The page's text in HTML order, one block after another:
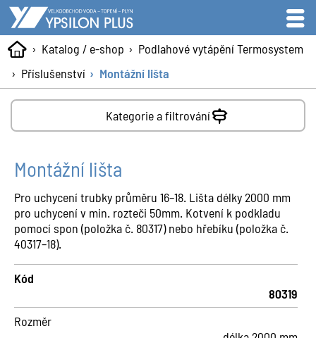
Katalog / e-shop
Podlahové vytápění Termosystem
Příslušenství
Montážní lišta
Kategorie a filtrování
Montážní lišta
Pro uchycení trubky průměru 16–18. Lišta délky 2000 mm
pro uchycení v min. rozteči 50mm. Kotvení k podkladu
pomocí spon (položka č. 80317) nebo hřebíku (položka č.
40317–18).
Kód
80319
Rozměr